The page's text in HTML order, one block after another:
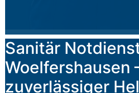
Sanitär
Woelfershausen
zuverlässiger